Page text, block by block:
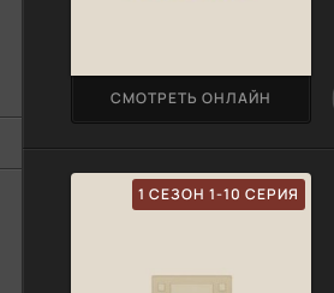
СМОТРЕТЬ ОНЛАЙН
1 СЕЗОН 1-10 СЕРИЯ